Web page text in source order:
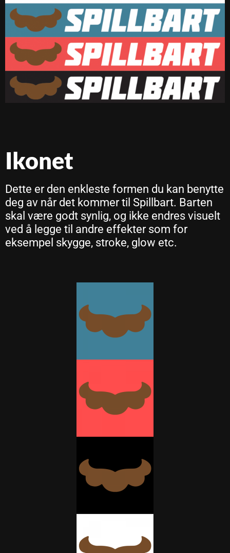
Ikonet
Dette er den enkleste formen du kan benytte
deg av når det kommer til Spillbart. Barten
skal være godt synlig, og ikke endres visuelt
ved å legge til andre effekter som for
eksempel skygge, stroke, glow etc.